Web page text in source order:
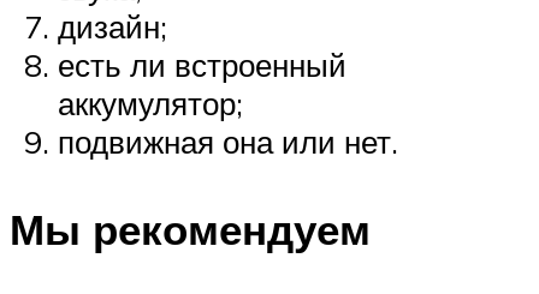
дизайн;
есть ли встроенный
аккумулятор;
подвижная она или нет.
Мы рекомендуем